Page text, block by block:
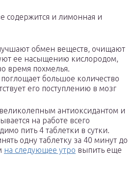
содержится и лимонная и
обмен веществ, очищают
ее насыщению кислородом,
время похмелья.
большое количество
его поступлению в мозг
антиоксидантом и
на работе всего
пить 4 таблетки в сутки.
одну таблетку за 40 минут до
на следующее утро выпить еще